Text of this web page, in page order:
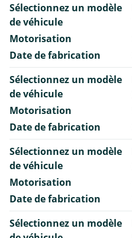
Sélectionnez un modèle
de véhicule
Motorisation
Date de fabrication
Sélectionnez un modèle
de véhicule
Motorisation
Date de fabrication
Sélectionnez un modèle
de véhicule
Motorisation
Date de fabrication
Sélectionnez un modèle